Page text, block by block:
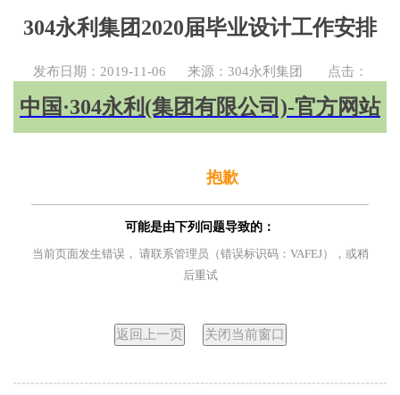
304永利集团2020届毕业设计工作安排
发布日期：2019-11-06 来源：304永利集团 点击：
中国·304永利(集团有限公司)-官方网站
抱歉
可能是由下列问题导致的：
当前页面发生错误， 请联系管理员（错误标识码：VAFEJ），或稍
后重试